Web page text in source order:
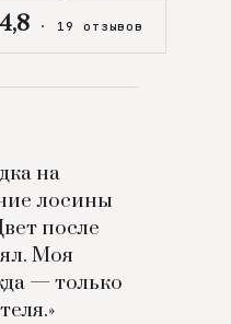
4,8 · 19 отзывов
на
лосины
после
Моя
— только